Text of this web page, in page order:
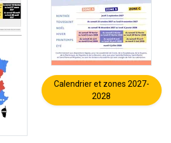
Calendrier et zones 2027-
2028